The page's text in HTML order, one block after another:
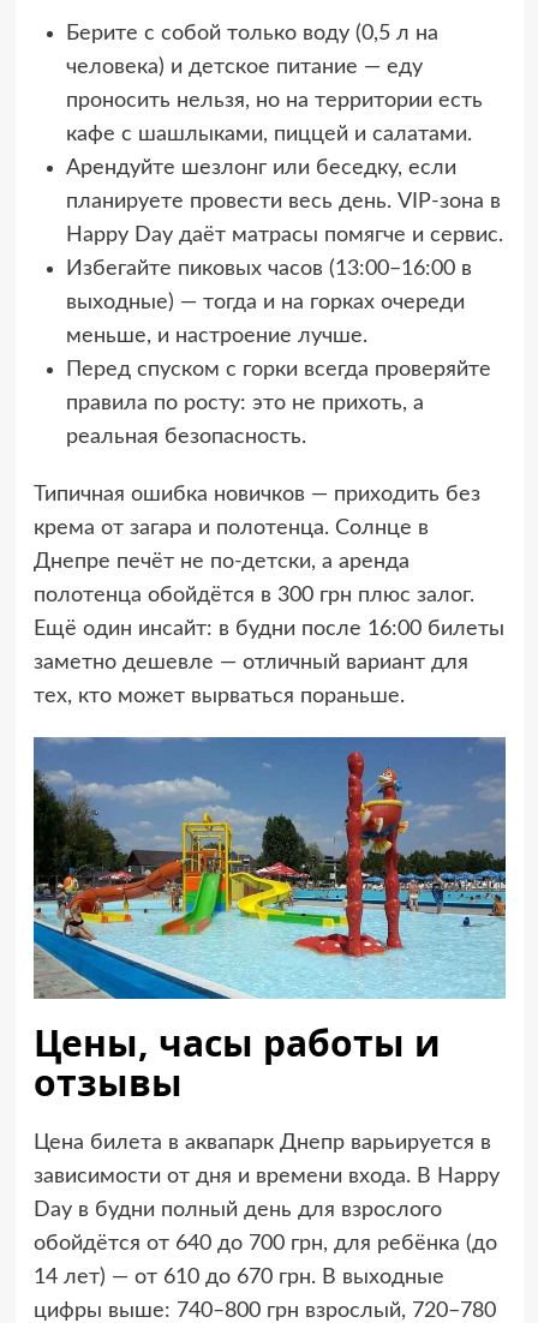
Берите с собой только воду (0,5 л на
человека) и детское питание — еду
проносить нельзя, но на территории есть
кафе с шашлыками, пиццей и салатами.
Арендуйте шезлонг или беседку, если
планируете провести весь день. VIP-зона в
Happy Day даёт матрасы помягче и сервис.
Избегайте пиковых часов (13:00–16:00 в
выходные) — тогда и на горках очереди
меньше, и настроение лучше.
Перед спуском с горки всегда проверяйте
правила по росту: это не прихоть, а
реальная безопасность.
Типичная ошибка новичков — приходить без
крема от загара и полотенца. Солнце в
Днепре печёт не по-детски, а аренда
полотенца обойдётся в 300 грн плюс залог.
Ещё один инсайт: в будни после 16:00 билеты
заметно дешевле — отличный вариант для
тех, кто может вырваться пораньше.
Цены, часы работы и
отзывы
Цена билета в аквапарк Днепр варьируется в
зависимости от дня и времени входа. В Happy
Day в будни полный день для взрослого
обойдётся от 640 до 700 грн, для ребёнка (до
14 лет) — от 610 до 670 грн. В выходные
цифры выше: 740–800 грн взрослый, 720–780